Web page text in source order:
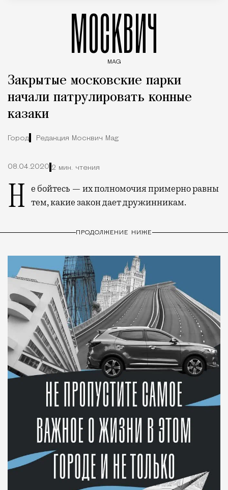
МОСКВИЧ
MAG
Закрытые московские парки
начали патрулировать конные
казаки
Город Редакция Москвич Mag
08.04.2020 2 мин. чтения
Не бойтесь — их полномочия примерно равны тем, какие закон дает дружинникам.
ПРОДОЛЖЕНИЕ НИЖЕ